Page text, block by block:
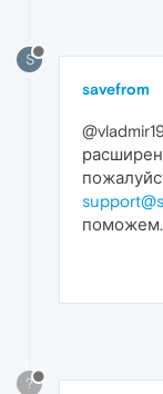
S
savefrom
поможем.
?